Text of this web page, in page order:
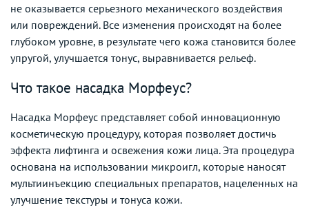
не оказывается серьезного механического воздействия
или повреждений. Все изменения происходят на более
глубоком уровне, в результате чего кожа становится более
упругой, улучшается тонус, выравнивается рельеф.
Что такое насадка Морфеус?
Насадка Морфеус представляет собой инновационную
косметическую процедуру, которая позволяет достичь
эффекта лифтинга и освежения кожи лица. Эта процедура
основана на использовании микроигл, которые наносят
мультиинъекцию специальных препаратов, нацеленных на
улучшение текстуры и тонуса кожи.